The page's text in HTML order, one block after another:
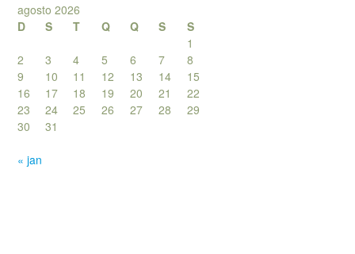
agosto 2026
D
S T Q Q S
S
1
2
3 4 5 6 7
8
9
10 11 12 13 14
15
16
17 18 19 20 21
22
23
24 25 26 27 28
29
30
31
« jan